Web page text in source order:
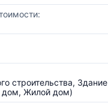
строительства, Здание
дом, Жилой дом)